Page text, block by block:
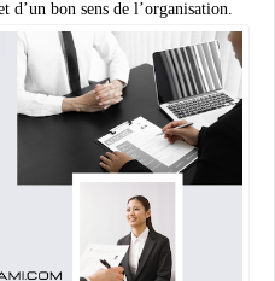
d’un bon sens de l’organisation.